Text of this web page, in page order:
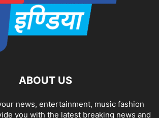
ABOUT US
news, entertainment, music fashion
you with the latest breaking news and